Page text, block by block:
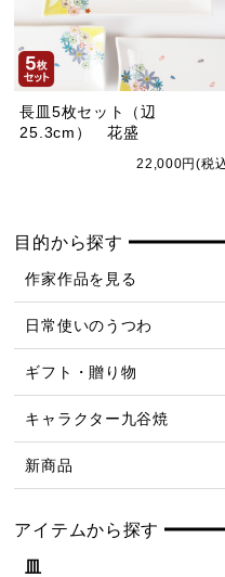
長皿5枚セット（辺
25.3cm） 花盛
22,000円(税
目的から探す
作家作品を見る
日常使いのうつわ
ギフト・贈り物
キャラクター九谷焼
新商品
アイテムから探す
皿